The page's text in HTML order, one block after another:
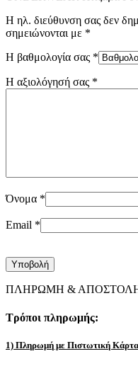
Η ηλ. διεύθυνση σας δεν
σημειώνονται με *
Η βαθμολογία σας *
Η αξιολόγησή σας *
Όνομα *
Email *
ΠΛΗΡΩΜΗ &
Τρόποι πληρωμής:
1) Πληρωμή με Πιστωτική Κάρτα